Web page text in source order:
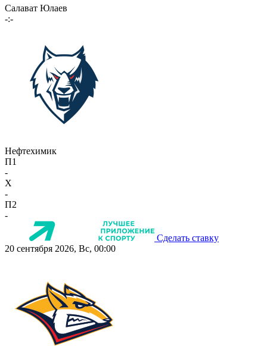
Салават Юлаев
-:-
Нефтехимик
П1
-
X
-
П2
-
Сделать ставку
20 сентября 2026, Вс, 00:00